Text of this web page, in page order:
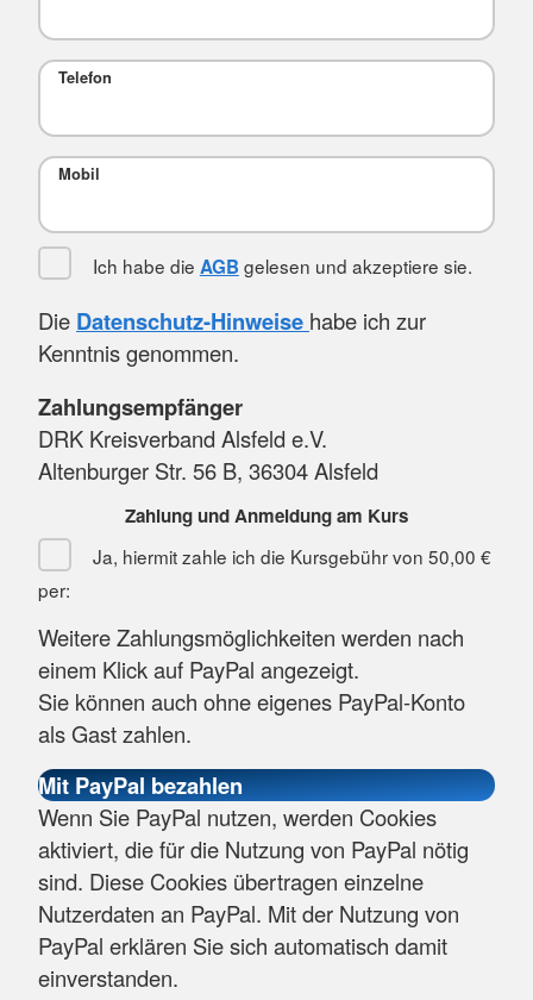
Telefon
Mobil
Ich habe die AGB gelesen und akzeptiere sie.
Die Datenschutz-Hinweise habe ich zur
Kenntnis genommen.
Zahlungsempfänger
DRK Kreisverband Alsfeld e.V.
Altenburger Str. 56 B, 36304 Alsfeld
Zahlung und Anmeldung am Kurs
Ja, hiermit zahle ich die Kursgebühr von 50,00 €
per:
Weitere Zahlungsmöglichkeiten werden nach
einem Klick auf PayPal angezeigt.
Sie können auch ohne eigenes PayPal-Konto
als Gast zahlen.
Wenn Sie PayPal nutzen, werden Cookies
aktiviert, die für die Nutzung von PayPal nötig
sind. Diese Cookies übertragen einzelne
Nutzerdaten an PayPal. Mit der Nutzung von
PayPal erklären Sie sich automatisch damit
einverstanden.